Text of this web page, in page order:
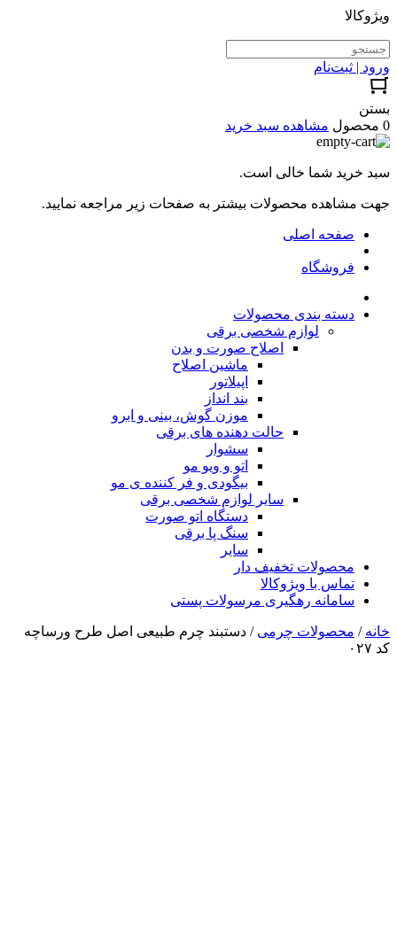
ویژوکالا
ورود | ثبت‌نام
بستن
0 محصول
مشاهده سبد خرید
سبد خرید شما خالی است.
جهت مشاهده محصولات بیشتر به صفحات زیر مراجعه نمایید.
صفحه اصلی
فروشگاه
دسته بندی محصولات
لوازم شخصی برقی
اصلاح صورت و بدن
ماشین اصلاح
اپیلاتور
بند انداز
موزن گوش، بینی و ابرو
حالت دهنده های برقی
سشوار
اتو و ویو مو
بیگودی و فر کننده ی مو
سایر لوازم شخصی برقی
دستگاه اتو صورت
سنگ پا برقی
سایر
محصولات تخفیف دار
تماس با ویژوکالا
سامانه رهگیری مرسولات پستی
خانه / محصولات چرمی / دستبند چرم طبیعی اصل طرح ورساچه
کد ۰۲۷